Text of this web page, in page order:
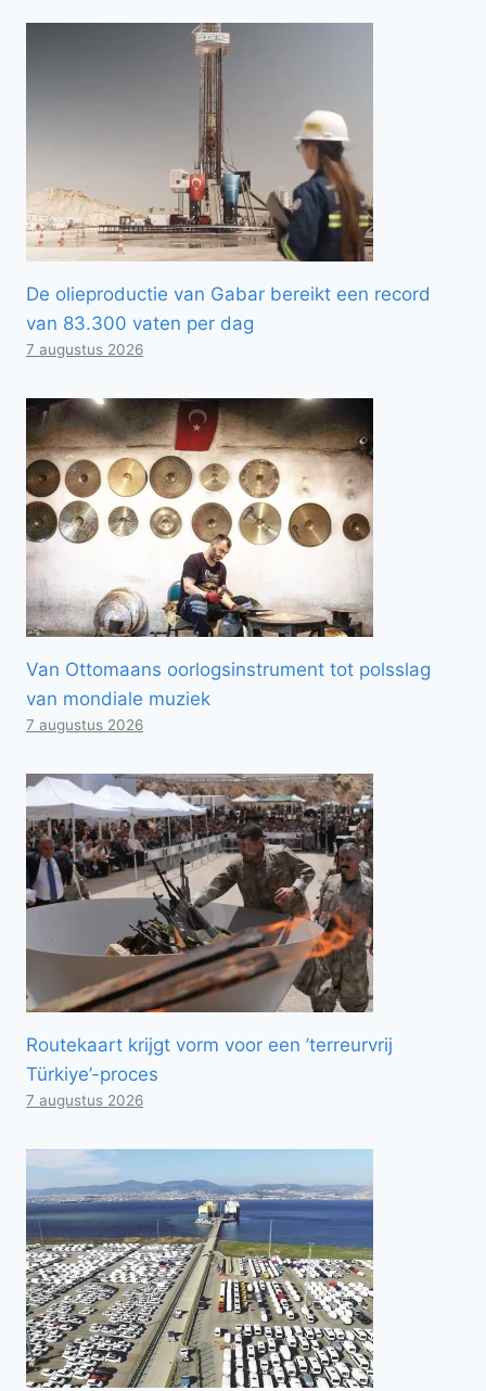
De olieproductie van Gabar bereikt een record
van 83.300 vaten per dag
7 augustus 2026
Van Ottomaans oorlogsinstrument tot polsslag
van mondiale muziek
7 augustus 2026
Routekaart krijgt vorm voor een ’terreurvrij
Türkiye’-proces
7 augustus 2026